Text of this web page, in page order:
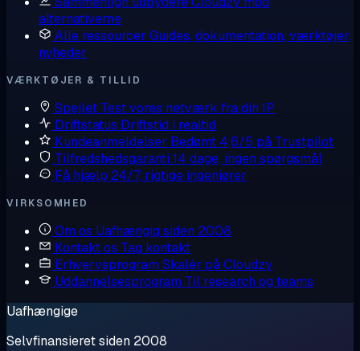
alternativerne
Alle ressourcer Guides, dokumentation, værktøjer,
nyheder
VÆRKTØJER & TILLID
Spejlet Test vores netværk fra din IP
Driftstatus Driftstid i realtid
Kundeanmeldelser Bedømt 4,6/5 på Trustpilot
Tilfredshedsgaranti 14 dage, ingen spørgsmål
Få hjælp 24/7, rigtige ingeniører
VIRKSOMHED
Om os Uafhængig siden 2008
Kontakt os Tag kontakt
Erhvervsprogram Skalér på Cloudzy
Uddannelsesprogram Til research og teams
Uafhængige
Selvfinansieret siden 2008